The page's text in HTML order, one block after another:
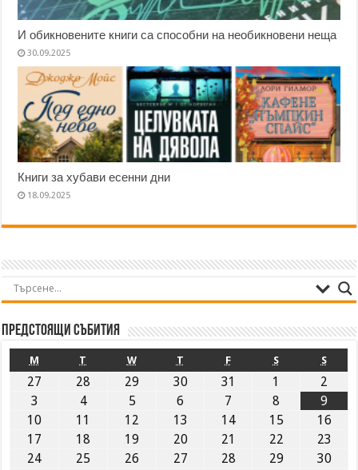
И обикновените книги са способни на необикновени неща
30.09.2025
Книги за хубави есенни дни
18.09.2025
Предстоящи събития
M T W T F S S
27 28 29 30 31 1
2
3
4 5 6 7 8
9
10
11 12 13 14 15
16
17
18 19 20 21 22
23
24
25 26 27 28 29
30